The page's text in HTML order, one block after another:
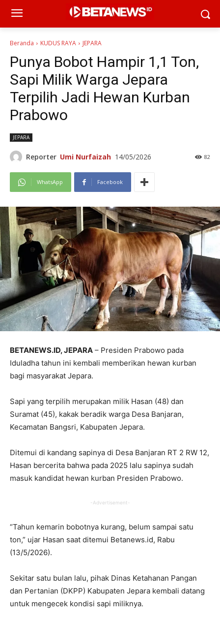
Beranda KUDUS RAYA JEPARA
Punya Bobot Hampir 1,1 Ton,
Sapi Milik Warga Jepara
Terpilih Jadi Hewan Kurban
Prabowo
JEPARA
Reporter Umi Nurfaizah 14/05/2026 82
WhatsApp Facebook
BETANEWS.ID, JEPARA – Presiden Prabowo pada
Iduladha tahun ini kembali memberikan hewan kurban
bagi masyarakat Jepara.
Sapi yang terpilih merupakan milik Hasan (48) dan
Suramat (45), kakak beradik warga Desa Banjaran,
Kecamatan Bangsri, Kabupaten Jepara.
Ditemui di kandang sapinya di Desa Banjaran RT 2 RW 12,
Hasan bercerita bahwa pada 2025 lalu sapinya sudah
masuk kandidat hewan kurban Presiden Prabowo.
-Advertisement-
“Tahun kemarin bobotnya kurang, belum sampai satu
ton,” ujar Hasan saat ditemui Betanews.id, Rabu
(13/5/2026).
Sekitar satu bulan lalu, pihak Dinas Ketahanan Pangan
dan Pertanian (DKPP) Kabupaten Jepara kembali datang
untuk mengecek kondisi sapi miliknya.